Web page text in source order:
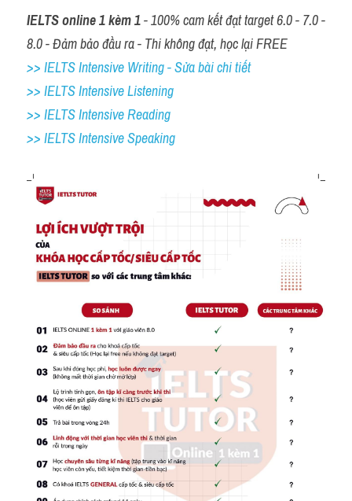
IELTS online 1 kèm 1 - 100% cam kết đạt target 6.0 - 7.0 -
8.0 - Đảm bảo đầu ra - Thi không đạt, học lại FREE
>> IELTS Intensive Writing - Sửa bài chi tiết
>> IELTS Intensive Listening
>> IELTS Intensive Reading
>> IELTS Intensive Speaking